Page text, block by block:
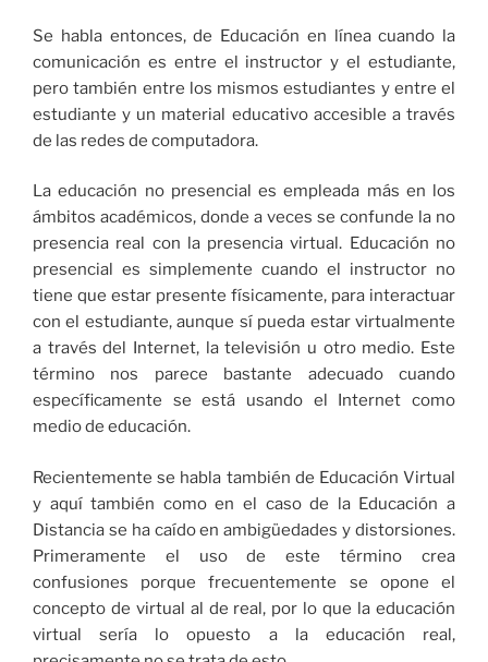
Se habla entonces, de Educación en línea cuando la
comunicación es entre el instructor y el estudiante,
pero también entre los mismos estudiantes y entre el
estudiante y un material educativo accesible a través
de las redes de computadora.
La educación no presencial es empleada más en los
ámbitos académicos, donde a veces se confunde la no
presencia real con la presencia virtual. Educación no
presencial es simplemente cuando el instructor no
tiene que estar presente físicamente, para interactuar
con el estudiante, aunque sí pueda estar virtualmente
a través del Internet, la televisión u otro medio. Este
término nos parece bastante adecuado cuando
específicamente se está usando el Internet como
medio de educación.
Recientemente se habla también de Educación Virtual
y aquí también como en el caso de la Educación a
Distancia se ha caído en ambigüedades y distorsiones.
Primeramente el uso de este término crea
confusiones porque frecuentemente se opone el
concepto de virtual al de real, por lo que la educación
virtual sería lo opuesto a la educación real,